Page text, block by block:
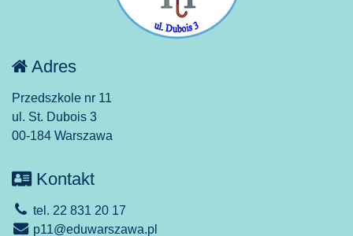
Adres
Przedszkole nr 11
ul. St. Dubois 3
00-184 Warszawa
Kontakt
tel. 22 831 20 17
p11@eduwarszawa.pl